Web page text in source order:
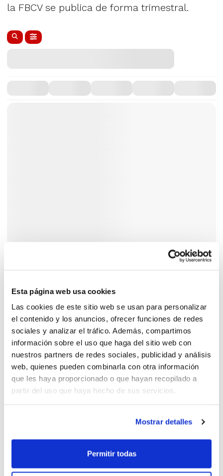
Esta página web usa cookies
Las cookies de este sitio web se usan para personalizar
el contenido y los anuncios, ofrecer funciones de redes
sociales y analizar el tráfico. Además, compartimos
información sobre el uso que haga del sitio web con
nuestros partners de redes sociales, publicidad y análisis
web, quienes pueden combinarla con otra información
que les haya proporcionado o que hayan recopilado a
partir del uso que haya hecho de sus servicios.
Mostrar detalles
Permitir todas
la FBCV se publica de forma trimestral.